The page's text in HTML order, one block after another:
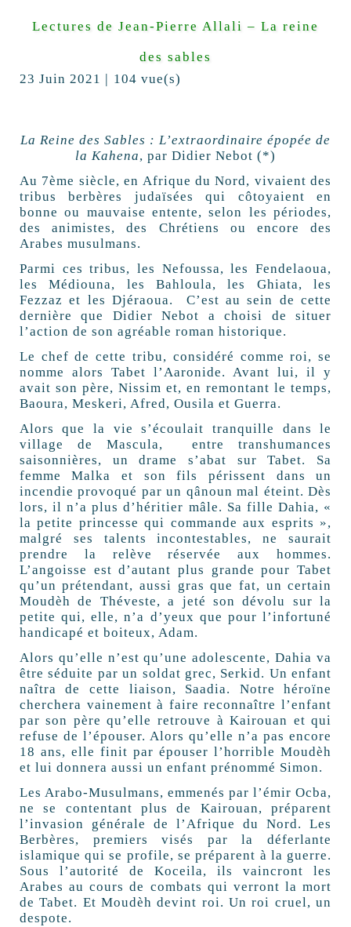
Lectures de Jean-Pierre Allali – La reine
des sables
23 Juin 2021 | 104 vue(s)
La Reine des Sables : L’extraordinaire épopée de
la Kahena, par Didier Nebot (*)
Au 7ème siècle, en Afrique du Nord, vivaient des
tribus berbères judaïsées qui côtoyaient en
bonne ou mauvaise entente, selon les périodes,
des animistes, des Chrétiens ou encore des
Arabes musulmans.
Parmi ces tribus, les Nefoussa, les Fendelaoua,
les Médiouna, les Bahloula, les Ghiata, les
Fezzaz et les Djéraoua. C’est au sein de cette
dernière que Didier Nebot a choisi de situer
l’action de son agréable roman historique.
Le chef de cette tribu, considéré comme roi, se
nomme alors Tabet l’Aaronide. Avant lui, il y
avait son père, Nissim et, en remontant le temps,
Baoura, Meskeri, Afred, Ousila et Guerra.
Alors que la vie s’écoulait tranquille dans le
village de Mascula, entre transhumances
saisonnières, un drame s’abat sur Tabet. Sa
femme Malka et son fils périssent dans un
incendie provoqué par un qânoun mal éteint. Dès
lors, il n’a plus d’héritier mâle. Sa fille Dahia, «
la petite princesse qui commande aux esprits »,
malgré ses talents incontestables, ne saurait
prendre la relève réservée aux hommes.
L’angoisse est d’autant plus grande pour Tabet
qu’un prétendant, aussi gras que fat, un certain
Moudèh de Théveste, a jeté son dévolu sur la
petite qui, elle, n’a d’yeux que pour l’infortuné
handicapé et boiteux, Adam.
Alors qu’elle n’est qu’une adolescente, Dahia va
être séduite par un soldat grec, Serkid. Un enfant
naîtra de cette liaison, Saadia. Notre héroïne
cherchera vainement à faire reconnaître l’enfant
par son père qu’elle retrouve à Kairouan et qui
refuse de l’épouser. Alors qu’elle n’a pas encore
18 ans, elle finit par épouser l’horrible Moudèh
et lui donnera aussi un enfant prénommé Simon.
Les Arabo-Musulmans, emmenés par l’émir Ocba,
ne se contentant plus de Kairouan, préparent
l’invasion générale de l’Afrique du Nord. Les
Berbères, premiers visés par la déferlante
islamique qui se profile, se préparent à la guerre.
Sous l’autorité de Koceila, ils vaincront les
Arabes au cours de combats qui verront la mort
de Tabet. Et Moudèh devint roi. Un roi cruel, un
despote.